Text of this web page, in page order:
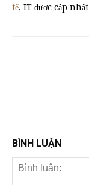
tế, IT được cập
BÌNH LUẬN